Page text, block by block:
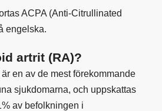
ACPA (Anti-Citrullinated
engelska.
artrit (RA)?
en av de mest förekommande
sjukdomarna, och uppskattas
av befolkningen i